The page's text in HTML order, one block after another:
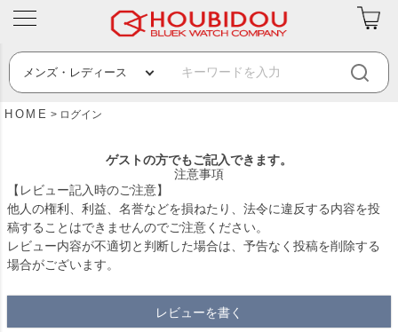
HOME ログイン
ゲストの方でもご記入できます。
注意事項
【レビュー記入時のご注意】
他人の権利、利益、名誉などを損ねたり、法令に違反する内容を投
稿することはできませんのでご注意ください。
レビュー内容が不適切と判断した場合は、予告なく投稿を削除する
場合がございます。
レビューを書く